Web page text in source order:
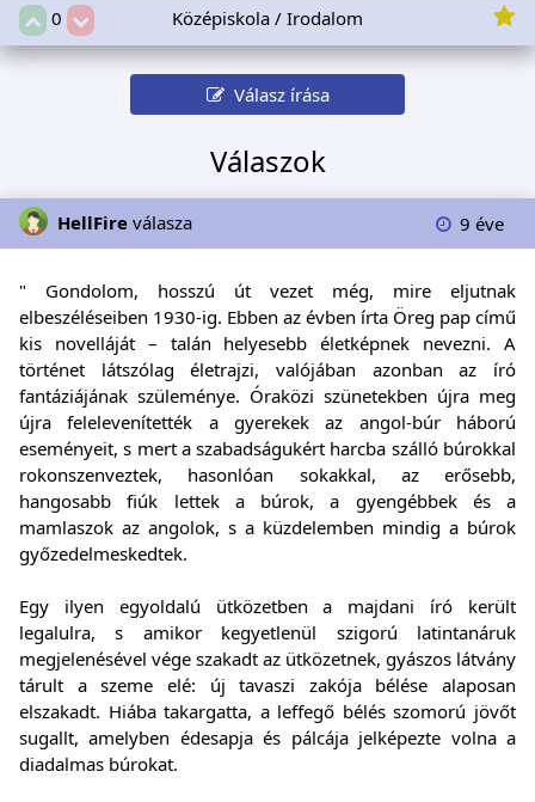
0
Középiskola / Irodalom
Válasz írása
Válaszok
HellFire válasza 9 éve
" Gondolom, hosszú út vezet még, mire eljutnak
elbeszéléseiben 1930-ig. Ebben az évben írta Öreg pap című
kis novelláját – talán helyesebb életképnek nevezni. A
történet látszólag életrajzi, valójában azonban az író
fantáziájának szüleménye. Óraközi szünetekben újra meg
újra felelevenítették a gyerekek az angol-búr háború
eseményeit, s mert a szabadságukért harcba szálló búrokkal
rokonszenveztek, hasonlóan sokakkal, az erősebb,
hangosabb fiúk lettek a búrok, a gyengébbek és a
mamlaszok az angolok, s a küzdelemben mindig a búrok
győzedelmeskedtek.
Egy ilyen egyoldalú ütközetben a majdani író került
legalulra, s amikor kegyetlenül szigorú latintanáruk
megjelenésével vége szakadt az ütközetnek, gyászos látvány
tárult a szeme elé: új tavaszi zakója bélése alaposan
elszakadt. Hiába takargatta, a leffegő bélés szomorú jövőt
sugallt, amelyben édesapja és pálcája jelképezte volna a
diadalmas búrokat.